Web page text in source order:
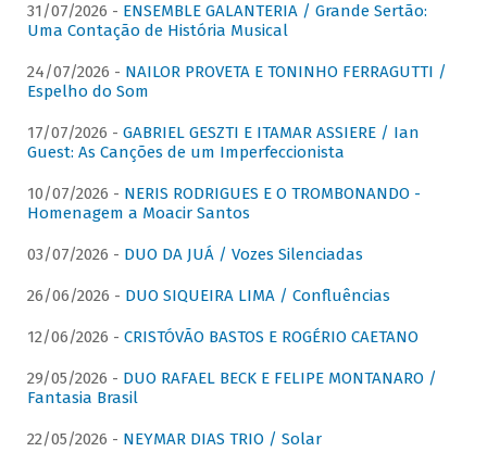
31/07/2026 - ENSEMBLE GALANTERIA / Grande Sertão:
Uma Contação de História Musical
24/07/2026 - NAILOR PROVETA E TONINHO FERRAGUTTI /
Espelho do Som
17/07/2026 - GABRIEL GESZTI E ITAMAR ASSIERE / Ian
Guest: As Canções de um Imperfeccionista
10/07/2026 - NERIS RODRIGUES E O TROMBONANDO -
Homenagem a Moacir Santos
03/07/2026 - DUO DA JUÁ / Vozes Silenciadas
26/06/2026 - DUO SIQUEIRA LIMA / Confluências
12/06/2026 - CRISTÓVÃO BASTOS E ROGÉRIO CAETANO
29/05/2026 - DUO RAFAEL BECK E FELIPE MONTANARO /
Fantasia Brasil
22/05/2026 - NEYMAR DIAS TRIO / Solar